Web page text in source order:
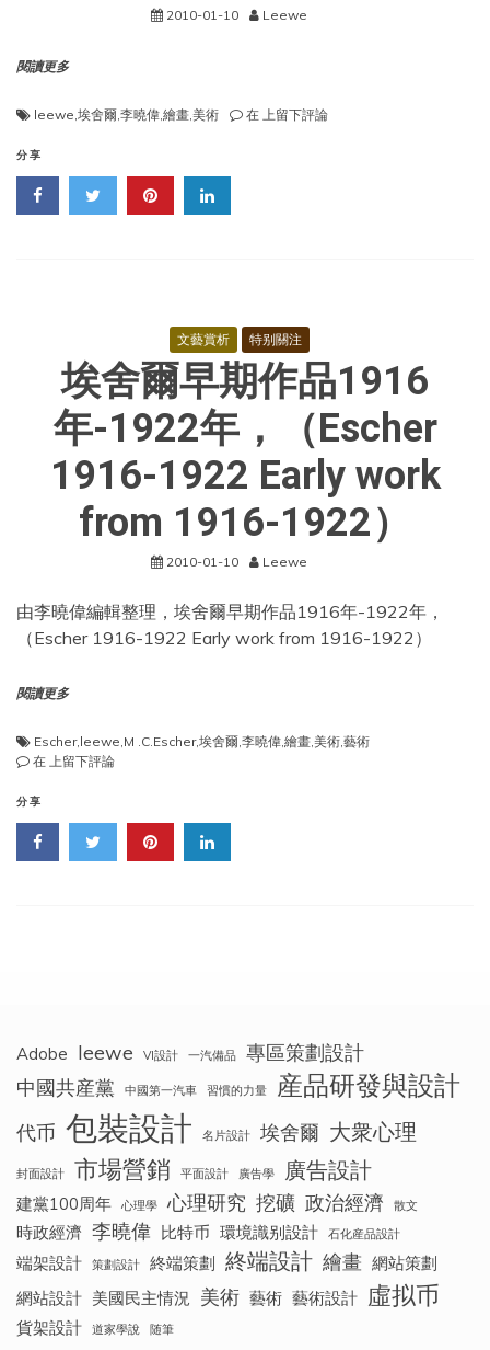
2010-01-10 Leewe
閱讀更多
leewe,埃舍爾,李曉偉,繪畫,美術 在 埃
（Italian
Period
from
1922-
上留下評論
分享
文藝賞析 特别關注
埃舍爾早期作品1916
年-1922年，（Escher
1916-1922 Early work
from 1916-1922）
2010-01-10 Leewe
由李曉偉編輯整理，埃舍爾早期作品1916年-1922年，
（Escher 1916-1922 Early work from 1916-1922）
閱讀更多
Escher,leewe,M .C.Escher,埃舍爾,李曉偉,繪畫,美術,藝術
在 埃
早
作
from
1916-
1922）
上留下評論
分享
Adobe leewe VI設計 一汽備品
專區策劃設計
中國共産黨
中國第一汽車 習慣的力量 産品研發與設計
代币 包裝設計 名片設計 埃舍爾 大衆心理
封面設計 市場營銷 平面設計 廣告學 廣告設計
建黨100周年 心理學 心理研究 挖礦 政治經濟 散文
時政經濟 李曉偉 比特币 環境識别設計 石化産品設計
端架設計 策劃設計 終端策劃 終端設計 繪畫 網站策劃
網站設計 美國民主情況 美術 藝術 藝術設計 虛拟币
貨架設計 道家學說 随筆